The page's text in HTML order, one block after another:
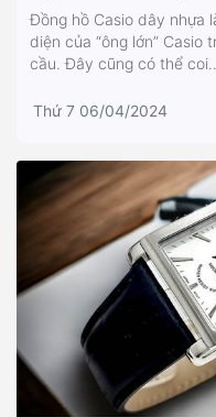
Đồng hồ Casio dây nhựa
diện của “ông lớn” Casio
cầu. Đây cũng có thể
Thứ 7 06/04/2024